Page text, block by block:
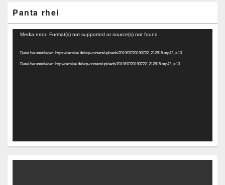
Panta rhei
Video-
Media error: Format(s) not supported or source(s) not found
Datei herunterladen: https://racskai.de/wp-content/uploads/2019/07/20190722_212815.mp4?_=13
Datei herunterladen: http://racskai.de/wp-content/uploads/2019/07/20190722_212815.mp4?_=13